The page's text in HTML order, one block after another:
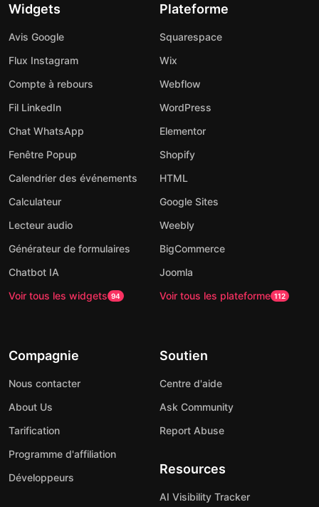
Widgets
Avis Google
Flux Instagram
Compte à rebours
Fil LinkedIn
Chat WhatsApp
Fenêtre Popup
Calendrier des événements
Calculateur
Lecteur audio
Générateur de formulaires
Chatbot IA
Voir tous les widgets 94
Plateforme
Squarespace
Wix
Webflow
WordPress
Elementor
Shopify
HTML
Google Sites
Weebly
BigCommerce
Joomla
Voir tous les plateforme 112
Compagnie
Nous contacter
About Us
Tarification
Programme d'affiliation
Développeurs
Soutien
Centre d'aide
Ask Community
Report Abuse
Resources
AI Visibility Tracker